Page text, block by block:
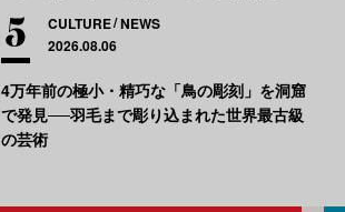
CULTURE NEWS
2026.08.06
4万年前の極小・精巧な「鳥の彫刻」を洞窟
で発見──羽毛まで彫り込まれた世界最古級
の芸術